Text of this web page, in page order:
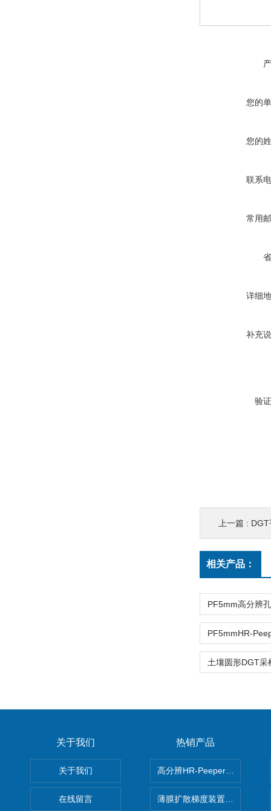
您的
您的
联系
常用
详细
补充
验
上一篇 : DGT
相关产品：
关于我们
关于我们
在线留言
热销产品
高分辨HR-Peeper采样器孔隙
薄膜扩散梯度装置 Agl DGT